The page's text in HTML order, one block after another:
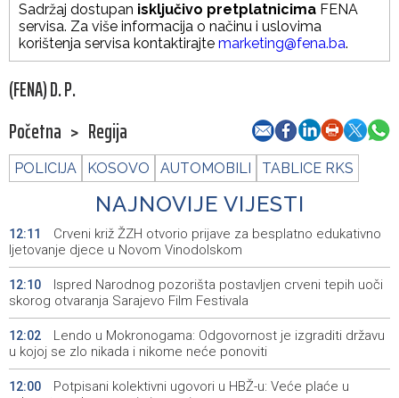
Sadržaj dostupan isključivo pretplatnicima FENA
servisa. Za više informacija o načinu i uslovima
korištenja servisa kontaktirajte marketing@fena.ba.
(FENA) D. P.
Početna > Regija
POLICIJA KOSOVO AUTOMOBILI TABLICE RKS
NAJNOVIJE VIJESTI
12:11
Crveni križ ŽZH otvorio prijave za besplatno edukativno
ljetovanje djece u Novom Vinodolskom
12:10
Ispred Narodnog pozorišta postavljen crveni tepih uoči
skorog otvaranja Sarajevo Film Festivala
12:02
Lendo u Mokronogama: Odgovornost je izgraditi državu
u kojoj se zlo nikada i nikome neće ponoviti
12:00
Potpisani kolektivni ugovori u HBŽ-u: Veće plaće u